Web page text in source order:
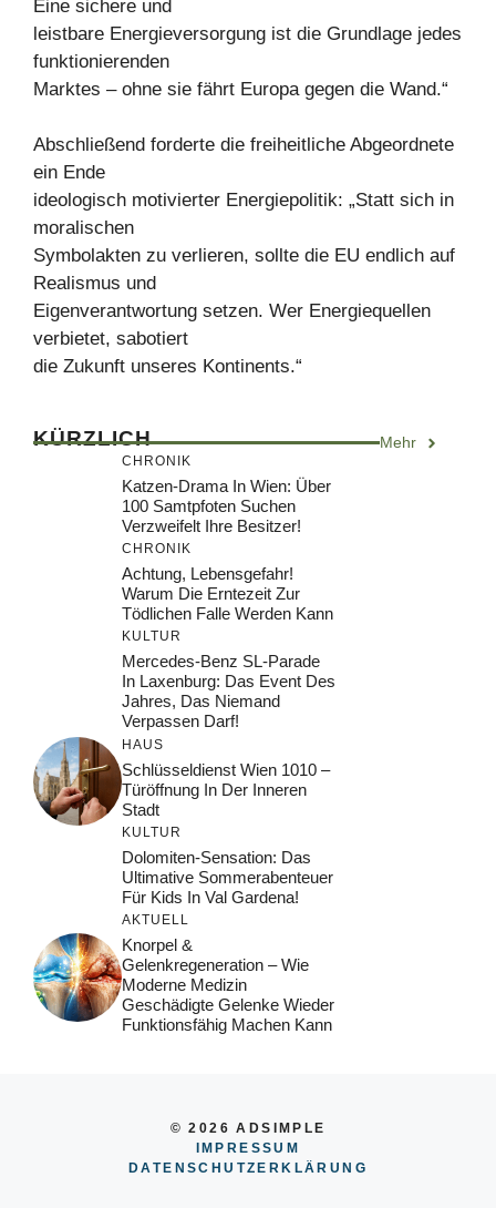
Eine sichere und
leistbare Energieversorgung ist die Grundlage jedes
funktionierenden
Marktes – ohne sie fährt Europa gegen die Wand.“
Abschließend forderte die freiheitliche Abgeordnete
ein Ende
ideologisch motivierter Energiepolitik: „Statt sich in
moralischen
Symbolakten zu verlieren, sollte die EU endlich auf
Realismus und
Eigenverantwortung setzen. Wer Energiequellen
verbietet, sabotiert
die Zukunft unseres Kontinents.“
KÜRZLICH Mehr
CHRONIK
Katzen-Drama In Wien: Über
100 Samtpfoten Suchen
Verzweifelt Ihre Besitzer!
CHRONIK
Achtung, Lebensgefahr!
Warum Die Erntezeit Zur
Tödlichen Falle Werden Kann
KULTUR
Mercedes-Benz SL-Parade
In Laxenburg: Das Event Des
Jahres, Das Niemand
Verpassen Darf!
HAUS
Schlüsseldienst Wien 1010 –
Türöffnung In Der Inneren
Stadt
KULTUR
Dolomiten-Sensation: Das
Ultimative Sommerabenteuer
Für Kids In Val Gardena!
AKTUELL
Knorpel &
Gelenkregeneration – Wie
Moderne Medizin
Geschädigte Gelenke Wieder
Funktionsfähig Machen Kann
© 2026 ADSIMPLE
IMPRESSUM
DATENSCHUTZERKLÄRUNG